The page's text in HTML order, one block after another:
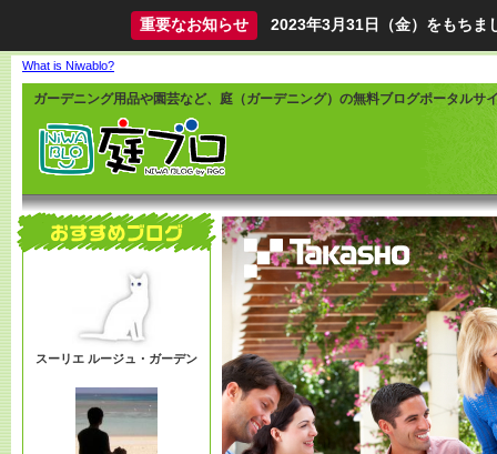
重要なお知らせ 2023年3月31日（金）をもちま
What is Niwablo?
ガーデニング用品や園芸など、庭（ガーデニング）の無料ブログポータルサ
スーリエ ルージュ・ガーデン